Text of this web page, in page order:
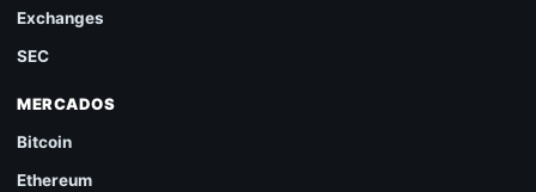
Exchanges
SEC
MERCADOS
Bitcoin
Ethereum